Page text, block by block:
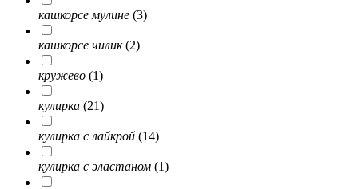
кашкорсе мулине (3)
кашкорсе чилик(2)
кружево (1)
кулирка (21)
кулирка с лайкрой (14)
кулирка с эластаном (1)